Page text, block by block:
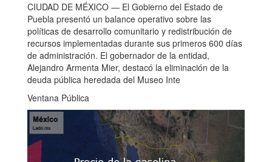
CIUDAD DE MÉXICO — El Gobierno del Estado de
Puebla presentó un balance operativo sobre las
políticas de desarrollo comunitario y redistribución de
recursos implementadas durante sus primeros 600 días
de administración. El gobernador de la entidad,
Alejandro Armenta Mier, destacó la eliminación de la
deuda pública heredada del Museo Inte
Ventana Pública